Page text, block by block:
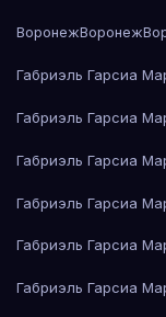
ВоронежВоронеж
Габриэль Гарсиа
Габриэль Гарсиа
Габриэль Гарсиа
Габриэль Гарсиа
Габриэль Гарсиа
Габриэль Гарсиа